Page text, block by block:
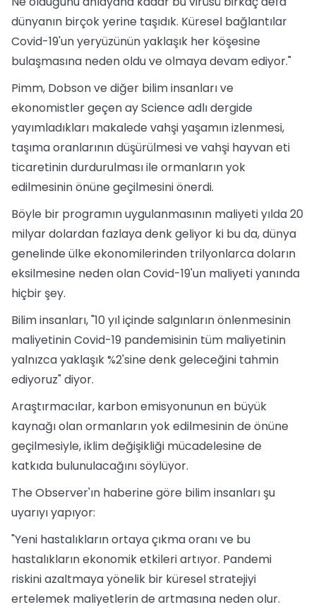
dünyanın birçok yerine taşıdık. Küresel bağlantılar
Covid-19'un yeryüzünün yaklaşık her köşesine
bulaşmasına neden oldu ve olmaya devam ediyor."
Pimm, Dobson ve diğer bilim insanları ve
ekonomistler geçen ay Science adlı dergide
yayımladıkları makalede vahşi yaşamın izlenmesi,
taşıma oranlarının düşürülmesi ve vahşi hayvan eti
ticaretinin durdurulması ile ormanların yok
edilmesinin önüne geçilmesini önerdi.
Böyle bir programın uygulanmasının maliyeti yılda 20
milyar dolardan fazlaya denk geliyor ki bu da, dünya
genelinde ülke ekonomilerinden trilyonlarca doların
eksilmesine neden olan Covid-19'un maliyeti yanında
hiçbir şey.
Bilim insanları, "10 yıl içinde salgınların önlenmesinin
maliyetinin Covid-19 pandemisinin tüm maliyetinin
yalnızca yaklaşık %2'sine denk geleceğini tahmin
ediyoruz" diyor.
Araştırmacılar, karbon emisyonunun en büyük
kaynağı olan ormanların yok edilmesinin de önüne
geçilmesiyle, iklim değişikliği mücadelesine de
katkıda bulunulacağını söylüyor.
The Observer'ın haberine göre bilim insanları şu
uyarıyı yapıyor:
"Yeni hastalıkların ortaya çıkma oranı ve bu
hastalıkların ekonomik etkileri artıyor. Pandemi
riskini azaltmaya yönelik bir küresel stratejiyi
ertelemek maliyetlerin de artmasına neden olur.